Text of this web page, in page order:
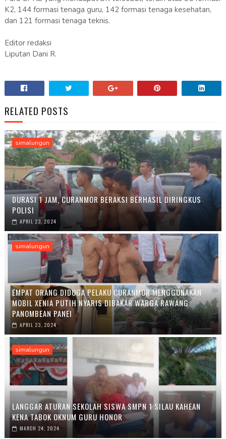
K2, 144 formasi tenaga guru, 142 formasi tenaga kesehatan,
dan 121 formasi tenaga teknis.
Editor redaksi
Liputan Dani R.
RELATED POSTS
simalungun
DURASI 1 JAM, CURANMOR BERAKSI BERHASIL DIRINGKUS
POLISI
APRIL 23, 2024
simalungun
EMPAT ORANG DIDUGA PELAKU CURANMOR MENGGUNAKAN
MOBIL XENIA PUTIH NYARIS DIBAKAR WARGA RAWANG
PANOMBEAN PANEI
APRIL 23, 2024
simalungun
LANGGAR ATURAN SEKOLAH SISWA SMPN 1 SILAU KAHEAN
KENA TABOK OKNUM GURU HONOR
MARCH 24, 2024